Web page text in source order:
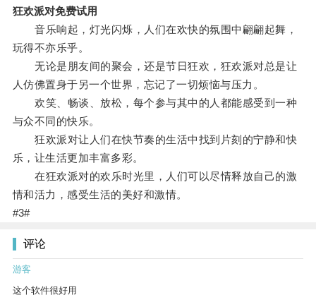
狂欢派对免费试用
音乐响起，灯光闪烁，人们在欢快的氛围中翩翩起舞，
玩得不亦乐乎。
无论是朋友间的聚会，还是节日狂欢，狂欢派对总是让
人仿佛置身于另一个世界，忘记了一切烦恼与压力。
欢笑、畅谈、放松，每个参与其中的人都能感受到一种
与众不同的快乐。
狂欢派对让人们在快节奏的生活中找到片刻的宁静和快
乐，让生活更加丰富多彩。
在狂欢派对的欢乐时光里，人们可以尽情释放自己的激
情和活力，感受生活的美好和激情。
#3#
评论
游客
这个软件很好用